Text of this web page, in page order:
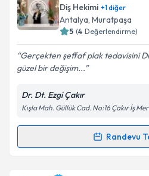
Diş Hekimi +1diğer
Antalya, Muratpaşa
5 (4 Değerlendirme)
Gerçekten şeffaf plak tedavisini
güzel bir değişim...
Dr. Dt. Ezgi Çakır
Kışla Mah. Güllük Cad. No:16 Çakır İş
Randevu
Randevu Takvimi